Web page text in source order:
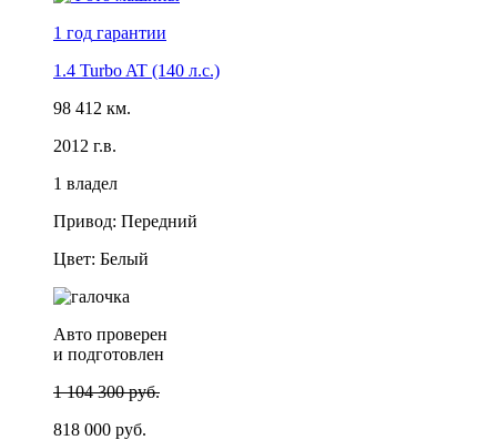
1 год гарантии
1.4 Turbo AT (140 л.с.)
98 412 км.
2012 г.в.
1 владел
Привод: Передний
Цвет: Белый
Авто проверен
и подготовлен
1 104 300 руб.
818 000 руб.